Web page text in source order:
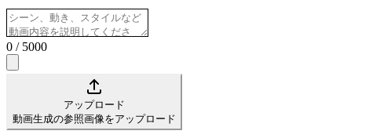
0 / 5000
アップロード
動画生成の参照画像をアップロード